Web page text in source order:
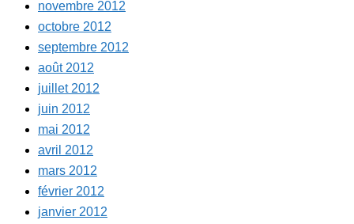
novembre 2012
octobre 2012
septembre 2012
août 2012
juillet 2012
juin 2012
mai 2012
avril 2012
mars 2012
février 2012
janvier 2012